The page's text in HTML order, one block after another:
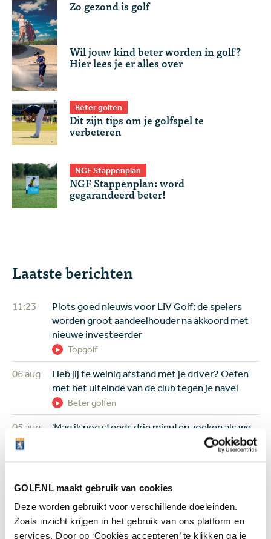
GOLF.NL maakt gebruik van cookies
Deze worden gebruikt voor verschillende doeleinden.
Zoals inzicht krijgen in het gebruik van ons platform en
services. Door op ‘Cookies accepteren’ te klikken ga je
Zo gezond is golf
Wil jouw kind beter worden in golf?
Hier lees je er alles over
Beter golfen
Dit zijn tips om je golfspel te
verbeteren
NGF Stappenplan
NGF Stappenplan: word
gegarandeerd beter!
Laatste berichten
11:23
Plots goed nieuws voor LIV Golf: de spelers
worden groot aandeelhouder na akkoord met
nieuwe investeerder
Topgolf
06 aug
Heb jij te weinig afstand met je driver? Oefen
met het uiteinde van de club tegen je navel
Beter golfen
05 aug
'Mag ik nog steeds drie minuten zoeken als we
het op de tee al eens zijn dat mijn bal in de
05 aug
Wie is de captain van Team Europa?
Negenvoudig speelster en drievoudig
majorwinnares Anna Nordqvist ademt de
Solheim Cup